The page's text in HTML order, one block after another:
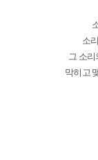
소
그 소
막히고